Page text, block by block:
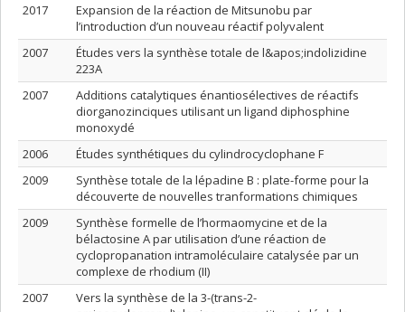
2017
Expansion de la réaction de Mitsunobu par
l’introduction d’un nouveau réactif polyvalent
2007
Études vers la synthèse totale de l&apos;indolizidine
223A
2007
Additions catalytiques énantiosélectives de réactifs
diorganozinciques utilisant un ligand diphosphine
monoxydé
2006
Études synthétiques du cylindrocyclophane F
2009
Synthèse totale de la lépadine B : plate-forme pour la
découverte de nouvelles tranformations chimiques
2009
Synthèse formelle de l’hormaomycine et de la
bélactosine A par utilisation d’une réaction de
cyclopropanation intramoléculaire catalysée par un
complexe de rhodium (II)
2007
Vers la synthèse de la 3-(trans-2-